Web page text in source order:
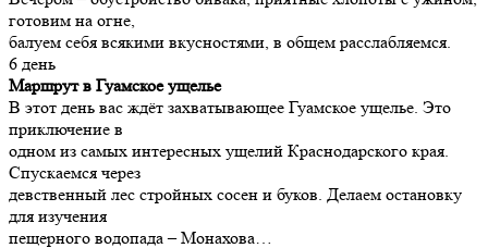
готовим на огне,
балуем себя всякими вкусностями, в общем расслабляемся.
6 день
Маршрут в Гуамское ущелье
В этот день вас ждёт захватывающее Гуамское ущелье. Это
приключение в
одном из самых интересных ущелий Краснодарского края.
Спускаемся через
девственный лес стройных сосен и буков. Делаем остановку
для изучения
пещерного водопада – Монахова…